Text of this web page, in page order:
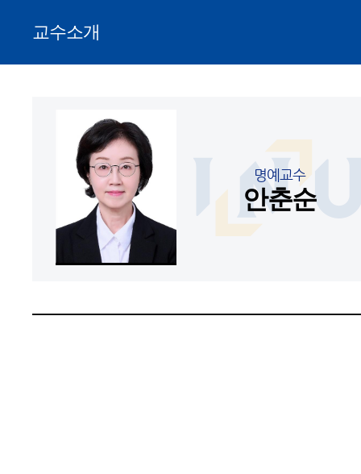
교수소개
명예교수
안춘순